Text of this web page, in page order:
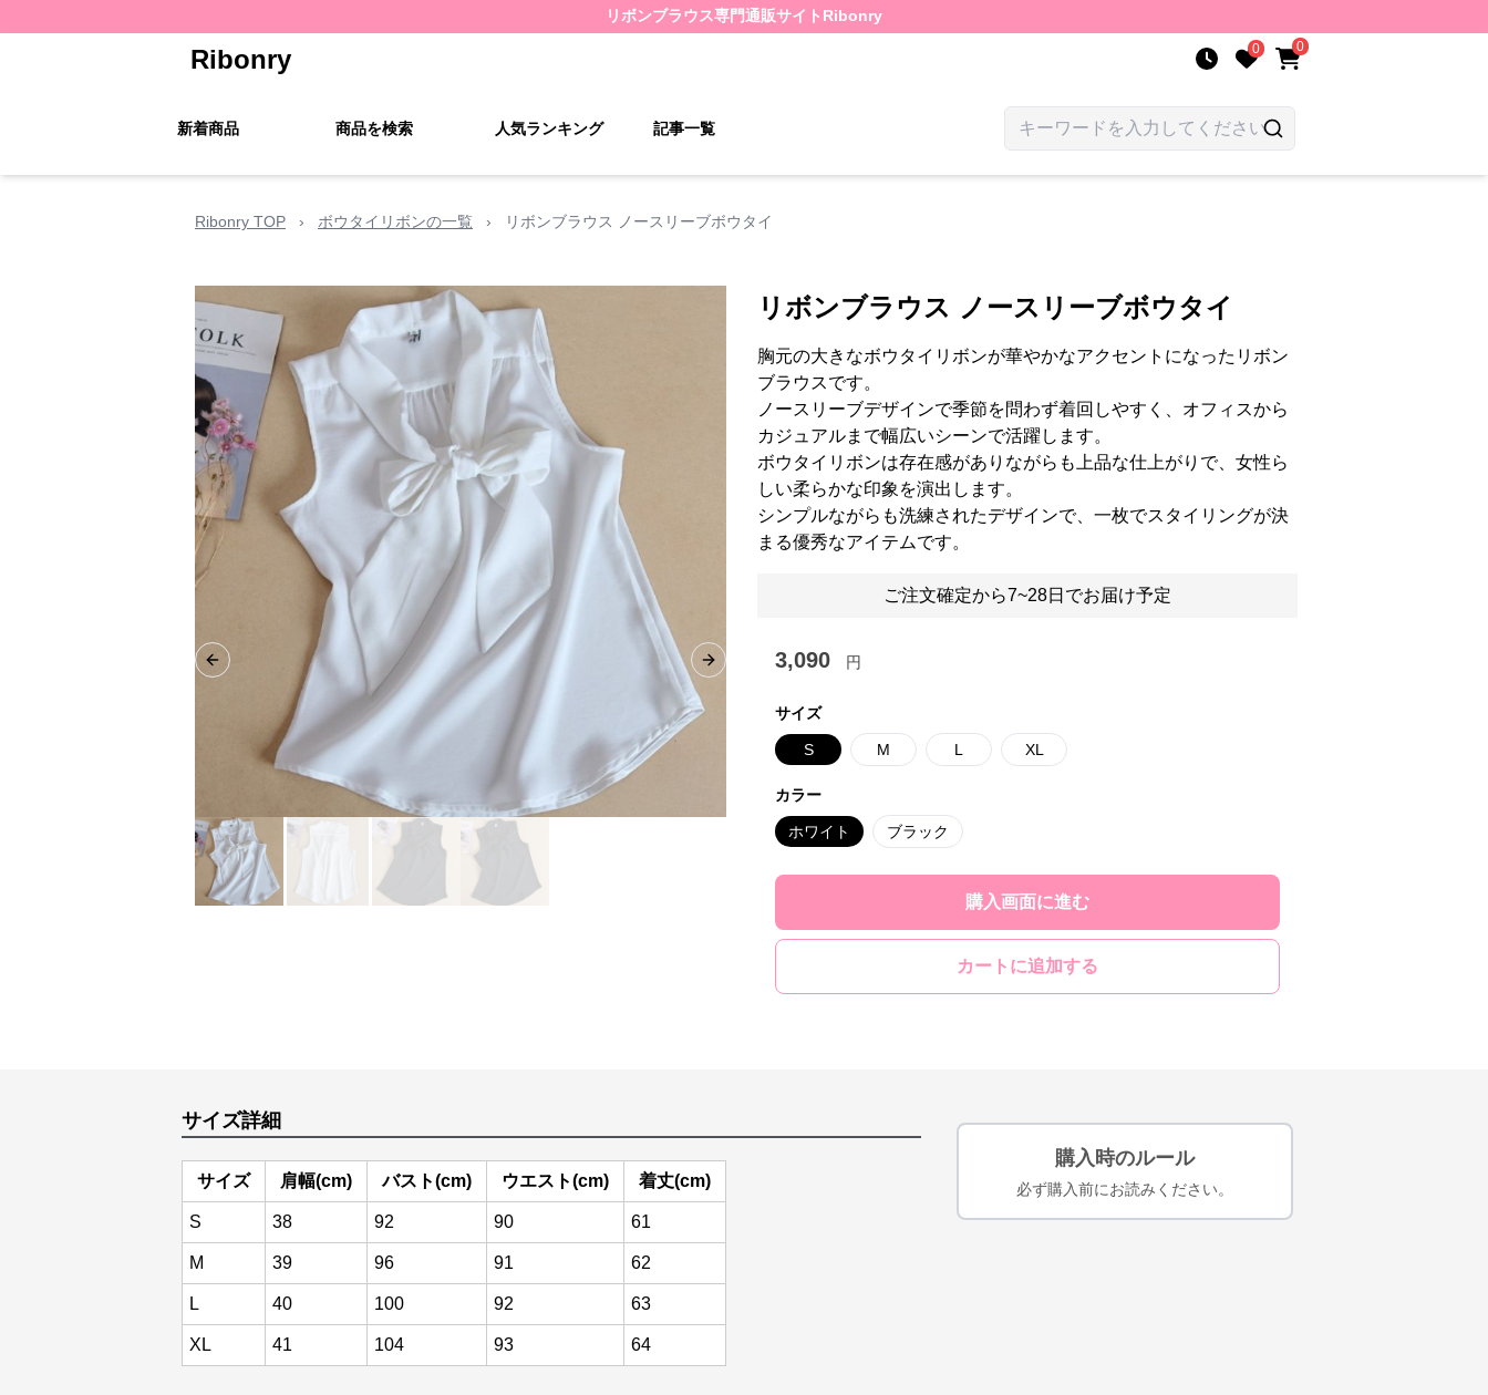
リボンブラウス専門通販サイト Ribonry
Ribonry 0 0
新着商品 商品を検索 人気ランキング 記事一覧
Ribonry TOP › ボウタイリボンの一覧 › リボンブラウス ノースリーブボウタイ
Previous slide Next slide
リボンブラウス ノースリーブボウタイ
胸元の大きなボウタイリボンが華やかなアクセントになったリボン
ブラウスです。
ノースリーブデザインで季節を問わず着回しやすく、オフィスから
カジュアルまで幅広いシーンで活躍します。
ボウタイリボンは存在感がありながらも上品な仕上がりで、女性ら
しい柔らかな印象を演出します。
シンプルながらも洗練されたデザインで、一枚でスタイリングが決
まる優秀なアイテムです。
ご注文確定から7~28日でお届け予定
3,090 円
サイズ
S M L XL
カラー
ホワイト ブラック
購入画面に進む
カートに追加する
サイズ詳細
サイズ 肩幅(cm) バスト(cm) ウエスト(cm) 着丈(cm)
S 38 92 90 61
M 39 96 91 62
L 40 100 92 63
XL 41 104 93 64
購入時のルール
必ず購入前にお読みください。